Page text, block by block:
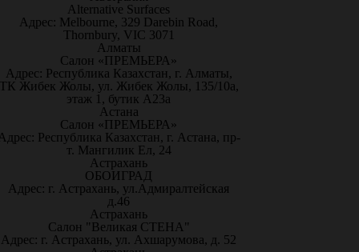
Alternative Surfaces
Адрес: Melbourne, 329 Darebin Road,
Thornbury, VIC 3071
Алматы
Салон «ПРЕМЬЕРА»
Адрес: Республика Казахстан, г. Алматы,
Жибек Жолы, ул. Жибек Жолы, 135/10а,
этаж 1, бутик А23а
Астана
Салон «ПРЕМЬЕРА»
Республика Казахстан, г. Астана, пр-
т. Мангилик Ел, 24
Астрахань
ОБОИГРАД
Адрес: г. Астрахань, ул.Адмиралтейская
д.46
Астрахань
Салон "Великая СТЕНА"
Адрес: г. Астрахань, ул. Ахшарумова, д. 52